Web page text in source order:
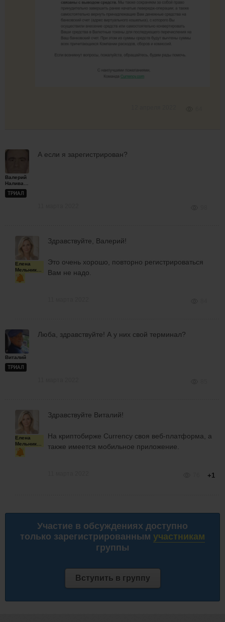
Валерий
ТРИАЛ
А если я зарегистрирован?
Елена
Здравствуйте, Валерий!
Это очень хорошо, повторно регистрироваться
Вам не надо.
Виталий
ТРИАЛ
Люба, здравствуйте! А у них свой терминал?
Елена
Здравствуйте Виталий!
На криптобирже Currency своя веб-платформа, а
также имеется мобильное приложение.
+1
Участие в обсуждениях доступно
только зарегистрированным участникам
группы
Вступить в группу